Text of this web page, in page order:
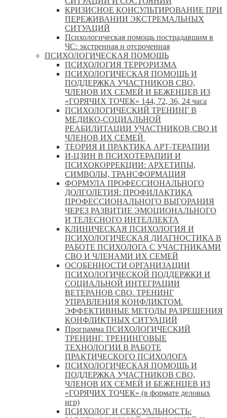
КРИЗИСНОЕ КОНСУЛЬТИРОВАНИЕ ПРИ
ПЕРЕЖИВАНИИ ЭКСТРЕМАЛЬНЫХ
СИТУАЦИЙ
Психологическая помощь пострадавшим в
ЧС: экстренная и отсроченная
ПСИХОЛОГИЧЕСКАЯ ПОМОЩЬ
ПСИХОЛОГИЯ ТЕРРОРИЗМА
ПСИХОЛОГИЧЕСКАЯ ПОМОЩЬ И
ПОДДЕРЖКА УЧАСТНИКОВ СВО,
ЧЛЕНОВ ИХ СЕМЕЙ И БЕЖЕНЦЕВ ИЗ
«ГОРЯЧИХ ТОЧЕК» 144, 72, 36, 24 часа
ПСИХОЛОГИЧЕСКИЙ ТРЕНИНГ В
МЕДИКО-СОЦИАЛЬНОЙ
РЕАБИЛИТАЦИИ УЧАСТНИКОВ СВО И
ЧЛЕНОВ ИХ СЕМЕЙ
ТЕОРИЯ И ПРАКТИКА АРТ-ТЕРАПИИ
И-ЦЗИН В ПСИХОТЕРАПИИ И
ПСИХОКОРРЕКЦИИ: АРХЕТИПЫ,
СИМВОЛЫ, ТРАНСФОРМАЦИЯ
ФОРМУЛА ПРОФЕССИОНАЛЬНОГО
ДОЛГОЛЕТИЯ: ПРОФИЛАКТИКА
ПРОФЕССИОНАЛЬНОГО ВЫГОРАНИЯ
ЧЕРЕЗ РАЗВИТИЕ ЭМОЦИОНАЛЬНОГО
И ТЕЛЕСНОГО ИНТЕЛЛЕКТА
КЛИНИЧЕСКАЯ ПСИХОЛОГИЯ И
ПСИХОЛОГИЧЕСКАЯ ДИАГНОСТИКА В
РАБОТЕ ПСИХОЛОГА С УЧАСТНИКАМИ
СВО И ЧЛЕНАМИ ИХ СЕМЕЙ
ОСОБЕННОСТИ ОРГАНИЗАЦИИ
ПСИХОЛОГИЧЕСКОЙ ПОДДЕРЖКИ И
СОЦИАЛЬНОЙ ИНТЕГРАЦИИ
ВЕТЕРАНОВ СВО. ТРЕНИНГ
УПРАВЛЕНИЯ КОНФЛИКТОМ.
ЭФФЕКТИВНЫЕ МЕТОДЫ РАЗРЕШЕНИЯ
КОНФЛИКТНЫХ СИТУАЦИЙ
Программа ПСИХОЛОГИЧЕСКИЙ
ТРЕНИНГ. ТРЕНИНГОВЫЕ
ТЕХНОЛОГИИ В РАБОТЕ
ПРАКТИЧЕСКОГО ПСИХОЛОГА
ПСИХОЛОГИЧЕСКАЯ ПОМОЩЬ И
ПОДДЕРЖКА УЧАСТНИКОВ СВО,
ЧЛЕНОВ ИХ СЕМЕЙ И БЕЖЕНЦЕВ ИЗ
«ГОРЯЧИХ ТОЧЕК» (в формате деловых
игр)
ПСИХОЛОГ И СЕКСУАЛЬНОСТЬ: